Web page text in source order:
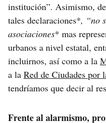
institución”. Asimismo,
tales declaraciones*, “no
asociaciones* mas
urbanos a nivel estatal,
incluirnos, así como a la
a la Red de Ciudades por
tendríamos que decir al
Frente al alarmismo,